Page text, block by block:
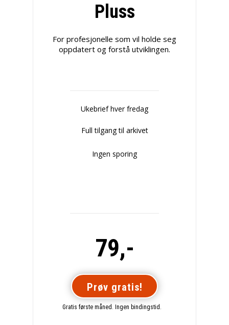
Pluss
For profesjonelle som vil holde seg
oppdatert og forstå utviklingen.
Ukebrief hver fredag
Full tilgang til arkivet
Ingen sporing
79,-
Prøv gratis!
Gratis første måned. Ingen bindingstid.